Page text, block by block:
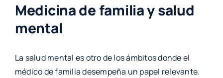
Medicina de familia y salud
mental
La salud mental es otro de los ámbitos donde el
médico de familia desempeña un papel relevante.